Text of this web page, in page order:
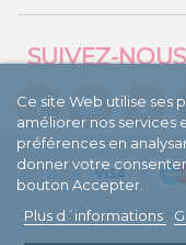
SUIVEZ-NOUS
Ce site Web utilise ses
améliorer nos services
préférences en
donner votre
bouton Accepter.
Plus d´informations
© 2004 - 2024